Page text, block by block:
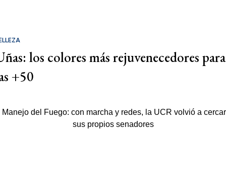
los colores más rejuvenecedores para
+50